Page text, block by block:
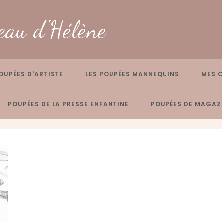
d'Hélène
D'ARTISTE LES POUPÉES MANNEQUINS MES
POUPÉES DE LA PRESSE ENFANTINE POUPÉES DE